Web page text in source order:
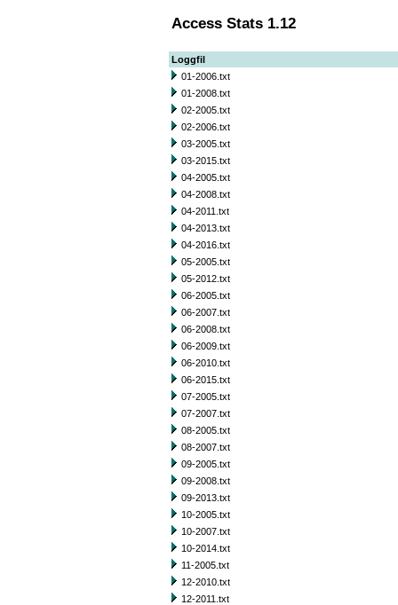
Access Stats 1.12
Loggfil
01-2006.txt
01-2008.txt
02-2005.txt
02-2006.txt
03-2005.txt
03-2015.txt
04-2005.txt
04-2008.txt
04-2011.txt
04-2013.txt
04-2016.txt
05-2005.txt
05-2012.txt
06-2005.txt
06-2007.txt
06-2008.txt
06-2009.txt
06-2010.txt
06-2015.txt
07-2005.txt
07-2007.txt
08-2005.txt
08-2007.txt
09-2005.txt
09-2008.txt
09-2013.txt
10-2005.txt
10-2007.txt
10-2014.txt
11-2005.txt
12-2010.txt
12-2011.txt